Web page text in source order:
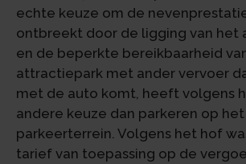
echte keuze om de
ontbreekt door de ligging van het
en de beperkte bereikbaarheid
attractiepark met ander vervoer
met de auto komt, heeft volgens
andere keuze dan parkeren op het
parkeerterrein. Volgens het hof
tarief van toepassing op de